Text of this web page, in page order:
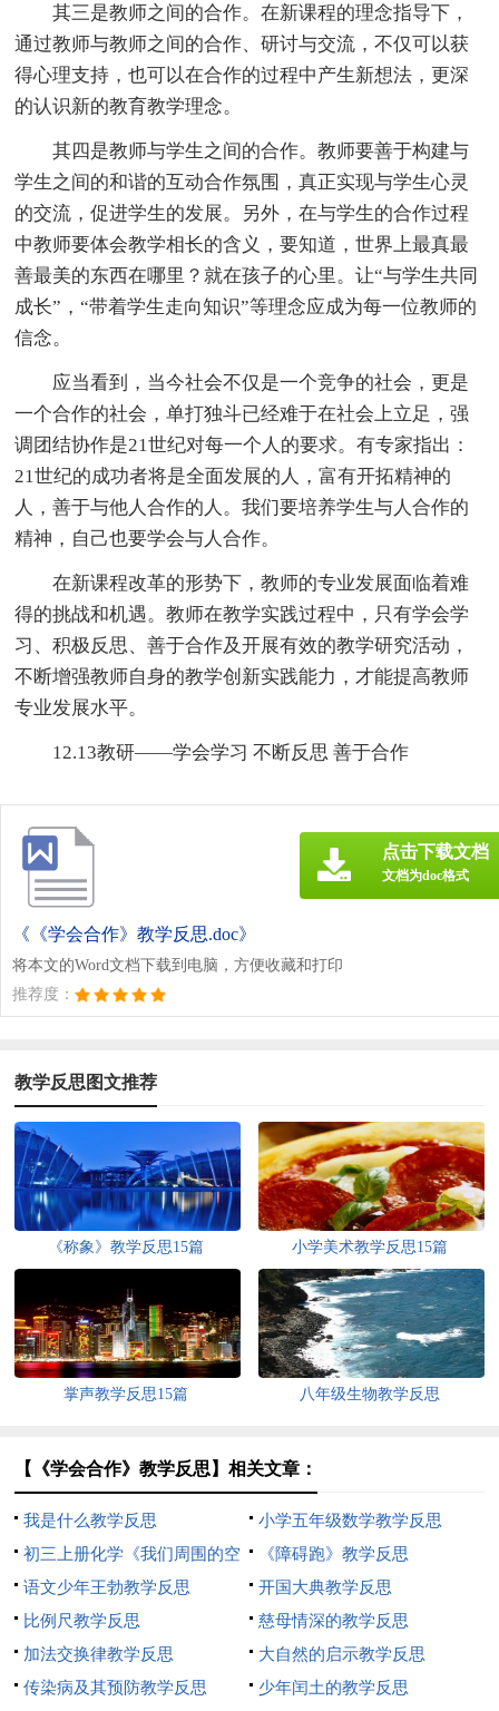
其三是教师之间的合作。在新课程的理念指导下，
通过教师与教师之间的合作、研讨与交流，不仅可以获
得心理支持，也可以在合作的过程中产生新想法，更深
的认识新的教育教学理念。
其四是教师与学生之间的合作。教师要善于构建与
学生之间的和谐的互动合作氛围，真正实现与学生心灵
的交流，促进学生的发展。另外，在与学生的合作过程
中教师要体会教学相长的含义，要知道，世界上最真最
善最美的东西在哪里？就在孩子的心里。让“与学生共同
成长”，“带着学生走向知识”等理念应成为每一位教师的
信念。
应当看到，当今社会不仅是一个竞争的社会，更是
一个合作的社会，单打独斗已经难于在社会上立足，强
调团结协作是21世纪对每一个人的要求。有专家指出：
21世纪的成功者将是全面发展的人，富有开拓精神的
人，善于与他人合作的人。我们要培养学生与人合作的
精神，自己也要学会与人合作。
在新课程改革的形势下，教师的专业发展面临着难
得的挑战和机遇。教师在教学实践过程中，只有学会学
习、积极反思、善于合作及开展有效的教学研究活动，
不断增强教师自身的教学创新实践能力，才能提高教师
专业发展水平。
12.13教研——学会学习 不断反思 善于合作
《《学会合作》教学反思.doc》
将本文的Word文档下载到电脑，方便收藏和打印
推荐度：
点击下载文档
文档为doc格式
教学反思图文推荐
《称象》教学反思15篇 小学美术教学反思15篇
掌声教学反思15篇 八年级生物教学反思
【《学会合作》教学反思】相关文章：
我是什么教学反思
小学五年级数学教学反思
初三上册化学《我们周围的空
气》教学反思
《障碍跑》教学反思
语文少年王勃教学反思
开国大典教学反思
比例尺教学反思
慈母情深的教学反思
加法交换律教学反思
大自然的启示教学反思
传染病及其预防教学反思
少年闰土的教学反思